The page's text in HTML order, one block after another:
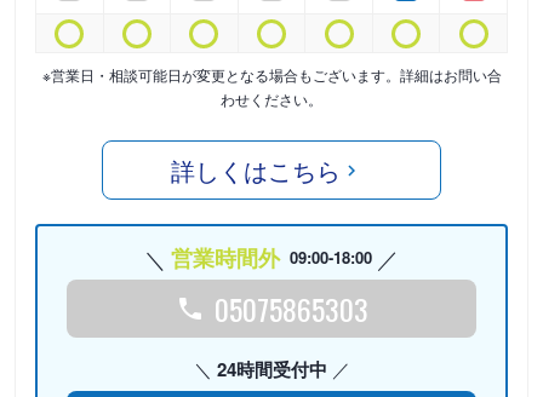
※営業日・相談可能日が変更となる場合もございます。詳細はお問い合
わせください。
詳しくはこちら
営業時間外 09:00-18:00
05075865303
24時間受付中